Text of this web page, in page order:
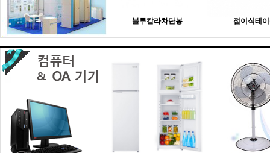
블루칼라차단봉 접이식테